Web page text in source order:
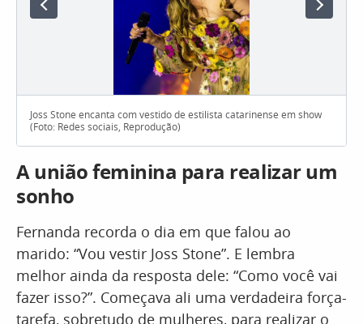
Joss Stone encanta com vestido de estilista catarinense em show
(Foto: Redes sociais, Reprodução)
A união feminina para realizar um
sonho
Fernanda recorda o dia em que falou ao
marido: “Vou vestir Joss Stone”. E lembra
melhor ainda da resposta dele: “Como você vai
fazer isso?”. Começava ali uma verdadeira força-
tarefa, sobretudo de mulheres, para realizar o